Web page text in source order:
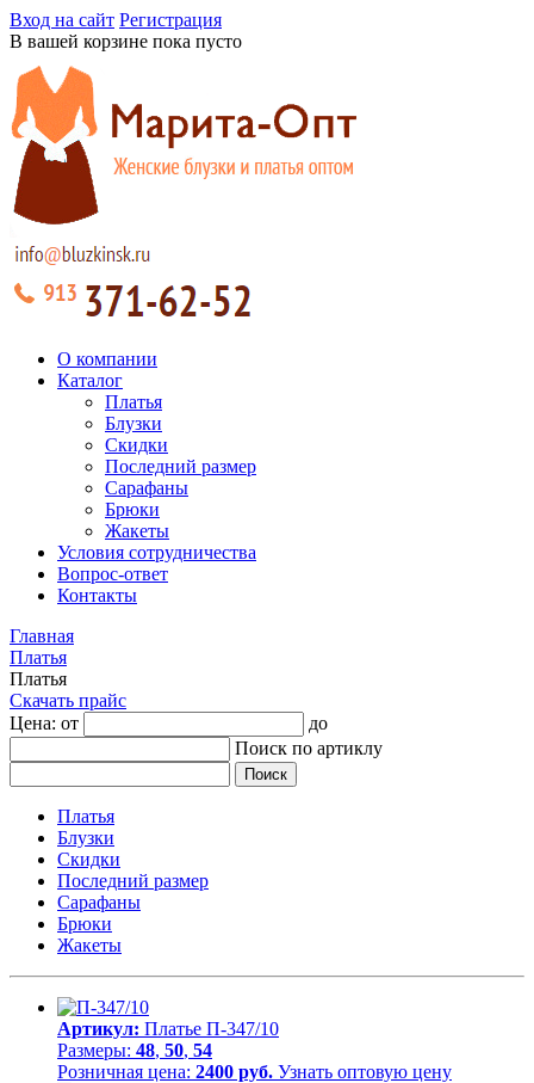
Вход на сайт Регистрация
В вашей корзине пока пусто
О компании
Каталог
Платья
Блузки
Скидки
Последний размер
Сарафаны
Брюки
Жакеты
Условия сотрудничества
Вопрос-ответ
Контакты
Главная
Платья
Платья
Скачать прайс
Цена: от
до
Поиск по артиклу
Платья
Блузки
Скидки
Последний размер
Сарафаны
Брюки
Жакеты
Артикул: Платье П-347/10
Размеры: 48, 50, 54
Розничная цена: 2400 руб. Узнать оптовую цену